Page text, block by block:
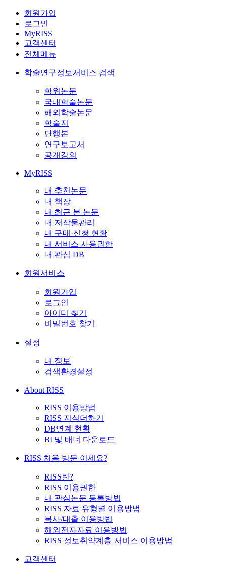
회원가입
로그인
MyRISS
고객센터
전체메뉴
학술연구정보서비스 검색
학위논문
국내학술논문
해외학술논문
학술지
단행본
연구보고서
공개강의
MyRISS
내 추천논문
내 책장
내 최근 본 논문
내 저작물관리
내 구매·신청 현황
내 서비스 사용권한
내 관심 DB
회원서비스
회원가입
로그인
아이디 찾기
비밀번호 찾기
설정
내 정보
검색환경설정
About RISS
RISS 이용방법
RISS 지식더하기
DB연계 현황
BI 및 배너 다운로드
RISS 처음 방문 이세요?
RISS란?
RISS 이용권한
내 관심논문 등록방법
RISS 자료 유형별 이용방법
복사/대출 이용방법
해외전자자료 이용방법
RISS 정보취약계층 서비스 이용방법
고객센터